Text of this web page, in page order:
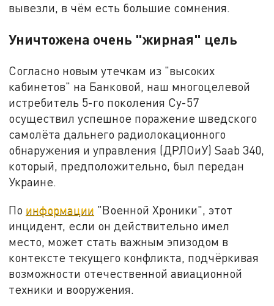
вывезли, в чём есть большие сомнения.
Уничтожена очень "жирная" цель
Согласно новым утечкам из "высоких
кабинетов" на Банковой, наш многоцелевой
истребитель 5-го поколения Су-57
осуществил успешное поражение шведского
самолёта дальнего радиолокационного
обнаружения и управления (ДРЛОиУ) Saab 340,
который, предположительно, был передан
Украине.
По информации "Военной Хроники", этот
инцидент, если он действительно имел
место, может стать важным эпизодом в
контексте текущего конфликта, подчёркивая
возможности отечественной авиационной
техники и вооружения.